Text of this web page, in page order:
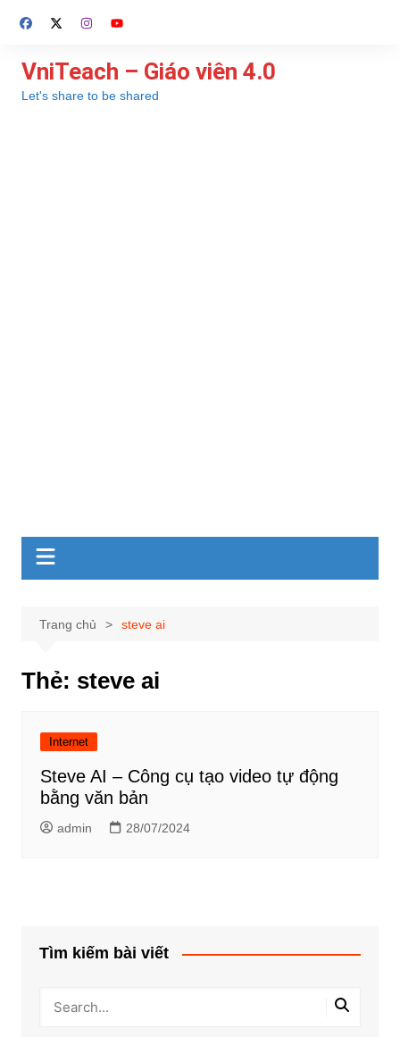
đến
dung
VniTeach – Giáo viên 4.0
Let's share to be shared
Trang chủ steve ai
Thẻ: steve ai
Internet
Steve AI – Công cụ tạo video tự động
bằng văn bản
admin 28/07/2024
Tìm kiếm bài viết